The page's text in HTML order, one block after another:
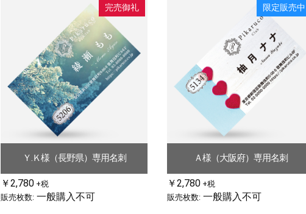
完売御礼
Ｙ.Ｋ様（長野県）専用名刺
￥2,780 +税
販売枚数: 一般購入不可
限定販売中
Ａ様（大阪府）専用名刺
￥2,780 +税
販売枚数: 一般購入不可